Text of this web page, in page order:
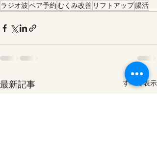
ラジオ波ペア予約むくみ改善 リフトアップ腸活
最新記事 すべて表示